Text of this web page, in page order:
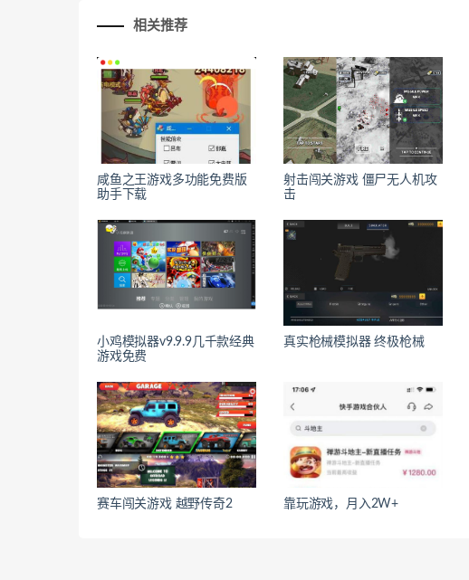
相关推荐
咸鱼之王游戏多功能免费版
助手下载
射击闯关游戏 僵尸无人机攻
击
小鸡模拟器v9.9.9几千款经典
游戏免费
真实枪械模拟器 终极枪械
赛车闯关游戏 越野传奇2 靠玩游戏，月入2W+